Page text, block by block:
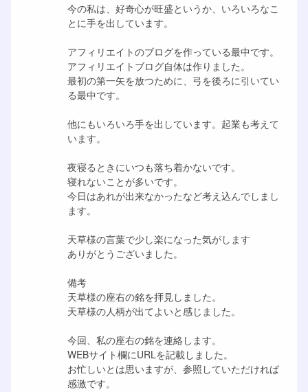
今の私は、好奇心が旺盛というか、いろいろなこ
とに手を出しています。
アフィリエイトのブログを作っている最中です。
アフィリエイトブログ自体は作りました。
最初の第一矢を放つために、弓を後ろに引いてい
る最中です。
他にもいろいろ手を出しています。起業も考えて
います。
夜寝るときにいつも落ち着かないです。
寝れないことが多いです。
今日はあれが出来なかったなど考え込んでしまし
ます。
天草様の言葉で少し楽になった気がします
ありがとうございました。
備考
天草様の座右の銘を拝見しました。
天草様の人柄が出てよいと感じました。
今回、私の座右の銘を連絡します。
WEBサイト欄にURLを記載しました。
お忙しいとは思いますが、参照していただければ
感激です。